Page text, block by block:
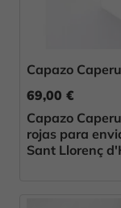
Capazo
69,00 €
Capazo
rojas para
Sant Llorenç